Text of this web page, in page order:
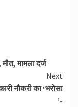
मामला दर्ज
Next
नौकरी का ‘भरोसा
’-